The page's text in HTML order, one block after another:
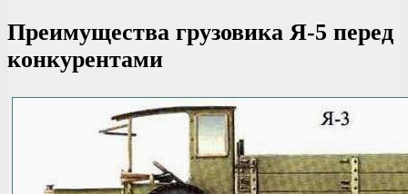
Преимущества грузовика Я-5 перед
конкурентами